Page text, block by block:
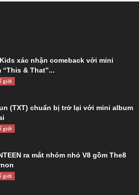
xác nhận comeback với mini
“This & That”...
giới
(TXT) chuẩn bị trở lại với mini album
giới
ra mắt nhóm nhỏ V8 gồm The8
giới